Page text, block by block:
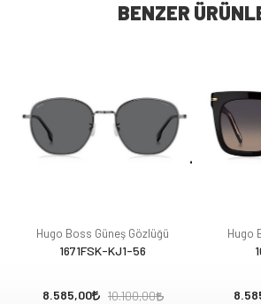
BENZER
Hugo Boss Güneş Gözlüğü
1671FSK-KJ1-56
8.585,00 10.100,00
Hugo